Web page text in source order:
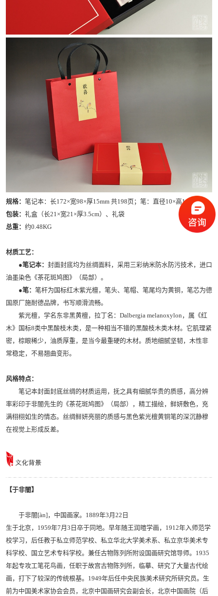
规格： 笔记本：长172×宽98×厚15mm 共198页；笔：直径10×高145 mm
包装： 礼盒（长21×宽21×厚3.5cm）、礼袋
总重： 约0.48KG
材质工艺：
●笔记本： 封面封底均为丝绸面料，采用三彩纳米防水防污技术，进口
油墨染色《茶花斑鸠图》（局部）。
●笔： 笔杆为国标红木紫光檀，笔头、笔帽、笔尾均为黄铜，笔芯为德
国原厂施耐德品牌，书写顺滑流畅。
紫光檀，学名东非黑黄檀，拉丁名：Dalbergia melanoxylon，属《红
木》国标8类中黑酸枝木类，是一种相当不错的黑酸枝木类木材。它肌理紧
密，棕眼稀少，油质厚重，是当今最重硬的木材。质地细腻坚韧，木性非
常稳定，不易翘曲变形。
风格特点：
笔记本封面封底丝绸的材质运用，抚之具有细腻华贵的质感，高分辨
率彩印于非闇先生的《茶花斑鸠图》（局部），精工描绘，鲜妍敷色，充
满栩栩如生的情态。丝绸鲜妍亮丽的质感与黑色紫光檀黄铜笔的深沉静穆
在视觉上形成反差。
【于非闇】
于非闇[àn]，中国画家。1889年3月22日
生于北京，1959年7月3日卒于同地。早年随王润暄学画，1912年入师范学
校学习，后任教于私立师范学校、私立华北大学美术系、私立京华美术专
科学校、国立艺术专科学校。兼任古物陈列所附设国画研究馆导师。1935
年起专攻工笔花鸟画，任职于故宫古物陈列所，临摹、研究了大量古代绘
画，打下了较深的传统根基。1949年后任中央民族美术研究所研究员。生
前为中国美术家协会会员，北京中国画研究会副会长，北京中国画院（后